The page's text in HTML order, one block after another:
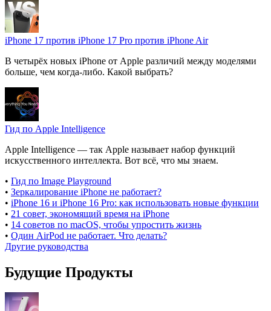
iPhone 17 против iPhone 17 Pro против iPhone Air
В четырёх новых iPhone от Apple различий между моделями
больше, чем когда-либо. Какой выбрать?
Гид по Apple Intelligence
Apple Intelligence — так Apple называет набор функций
искусственного интеллекта. Вот всё, что мы знаем.
• Гид по Image Playground
• Зеркалирование iPhone не работает?
• iPhone 16 и iPhone 16 Pro: как использовать новые функции
• 21 совет, экономящий время на iPhone
• 14 советов по macOS, чтобы упростить жизнь
• Один AirPod не работает. Что делать?
Другие руководства
Будущие Продукты